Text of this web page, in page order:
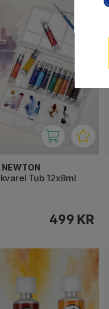
NEWTON
Tub 12x8ml
499 KR